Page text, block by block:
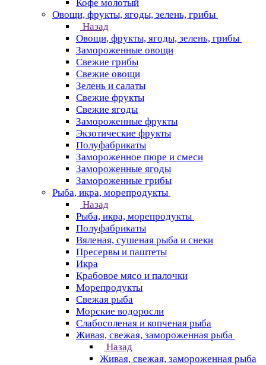
Кофе молотый
Овощи, фрукты, ягоды, зелень, грибы
Назад
Овощи, фрукты, ягоды, зелень, грибы
Замороженные овощи
Свежие грибы
Свежие овощи
Зелень и салаты
Свежие фрукты
Свежие ягоды
Замороженные фрукты
Экзотические фрукты
Полуфабрикаты
Замороженное пюре и смеси
Замороженные ягоды
Замороженные грибы
Рыба, икра, морепродукты
Назад
Рыба, икра, морепродукты
Полуфабрикаты
Вяленая, сушеная рыба и снеки
Пресервы и паштеты
Икра
Крабовое мясо и палочки
Морепродукты
Свежая рыба
Морские водоросли
Слабосоленая и копченая рыба
Живая, свежая, замороженная рыба
Назад
Живая, свежая, замороженная рыба